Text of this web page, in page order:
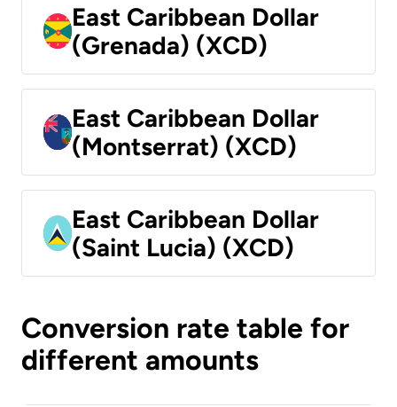
East Caribbean Dollar
(Grenada) (XCD)
East Caribbean Dollar
(Montserrat) (XCD)
East Caribbean Dollar
(Saint Lucia) (XCD)
Conversion rate table for
different amounts